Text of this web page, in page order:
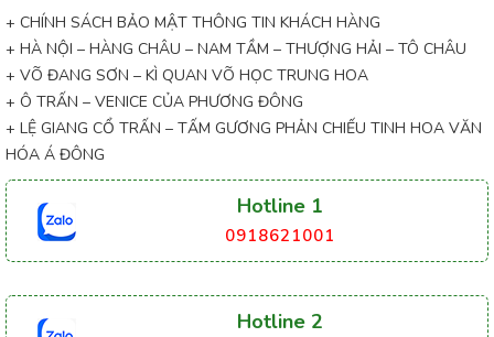
+ CHÍNH SÁCH BẢO MẬT THÔNG TIN KHÁCH HÀNG
+ HÀ NỘI – HÀNG CHÂU – NAM TẦM – THƯỢNG HẢI – TÔ CHÂU
+ VÕ ĐANG SƠN – KÌ QUAN VÕ HỌC TRUNG HOA
+ Ô TRẤN – VENICE CỦA PHƯƠNG ĐÔNG
+ LỆ GIANG CỔ TRẤN – TẤM GƯƠNG PHẢN CHIẾU TINH HOA VĂN
HÓA Á ĐÔNG
Hotline 1
0918621001
Hotline 2